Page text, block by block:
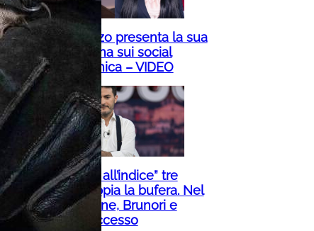
Rita De Crescenzo presenta la sua
scimmia ai fan, ma sui social
scoppia la polemica – VIDEO
Rai, l’Usb “mette all’indice” tre
giornalisti e scoppia la bufera. Nel
mirino Monteleone, Brunori e
Boccia, cos’è successo